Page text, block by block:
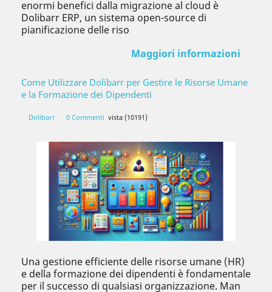
enormi benefici dalla migrazione al cloud è
Dolibarr ERP, un sistema open-source di
pianificazione delle riso
Maggiori informazioni
Come Utilizzare Dolibarr per Gestire le Risorse Umane
e la Formazione dei Dipendenti
Dolibarr 0 Commenti vista (10191)
Una gestione efficiente delle risorse umane (HR)
e della formazione dei dipendenti è fondamentale
per il successo di qualsiasi organizzazione. Man